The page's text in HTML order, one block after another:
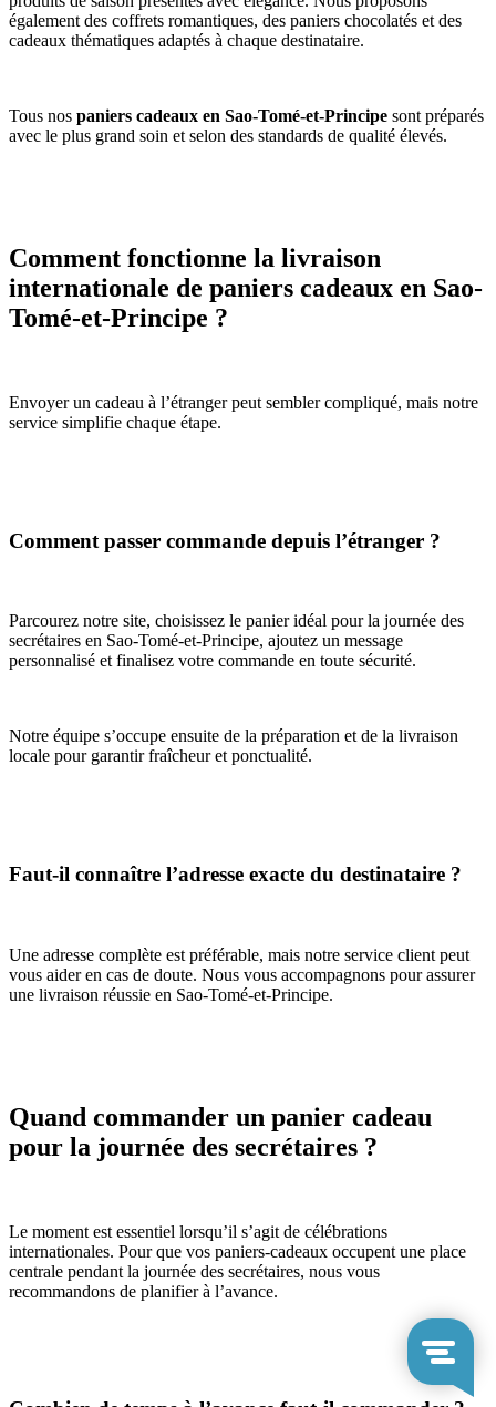
également des coffrets romantiques, des paniers chocolatés et des
cadeaux thématiques adaptés à chaque destinataire.
Tous nos paniers cadeaux en Sao-Tomé-et-Principe sont préparés
avec le plus grand soin et selon des standards de qualité élevés.
Comment fonctionne la livraison
internationale de paniers cadeaux en Sao-
Tomé-et-Principe ?
Envoyer un cadeau à l’étranger peut sembler compliqué, mais notre
service simplifie chaque étape.
Comment passer commande depuis l’étranger ?
Parcourez notre site, choisissez le panier idéal pour la journée des
secrétaires en Sao-Tomé-et-Principe, ajoutez un message
personnalisé et finalisez votre commande en toute sécurité.
Notre équipe s’occupe ensuite de la préparation et de la livraison
locale pour garantir fraîcheur et ponctualité.
Faut-il connaître l’adresse exacte du destinataire ?
Une adresse complète est préférable, mais notre service client peut
vous aider en cas de doute. Nous vous accompagnons pour assurer
une livraison réussie en Sao-Tomé-et-Principe.
Quand commander un panier cadeau
pour la journée des secrétaires ?
Le moment est essentiel lorsqu’il s’agit de célébrations
internationales. Pour que vos paniers-cadeaux occupent une place
centrale pendant la journée des secrétaires, nous vous
recommandons de planifier à l’avance.